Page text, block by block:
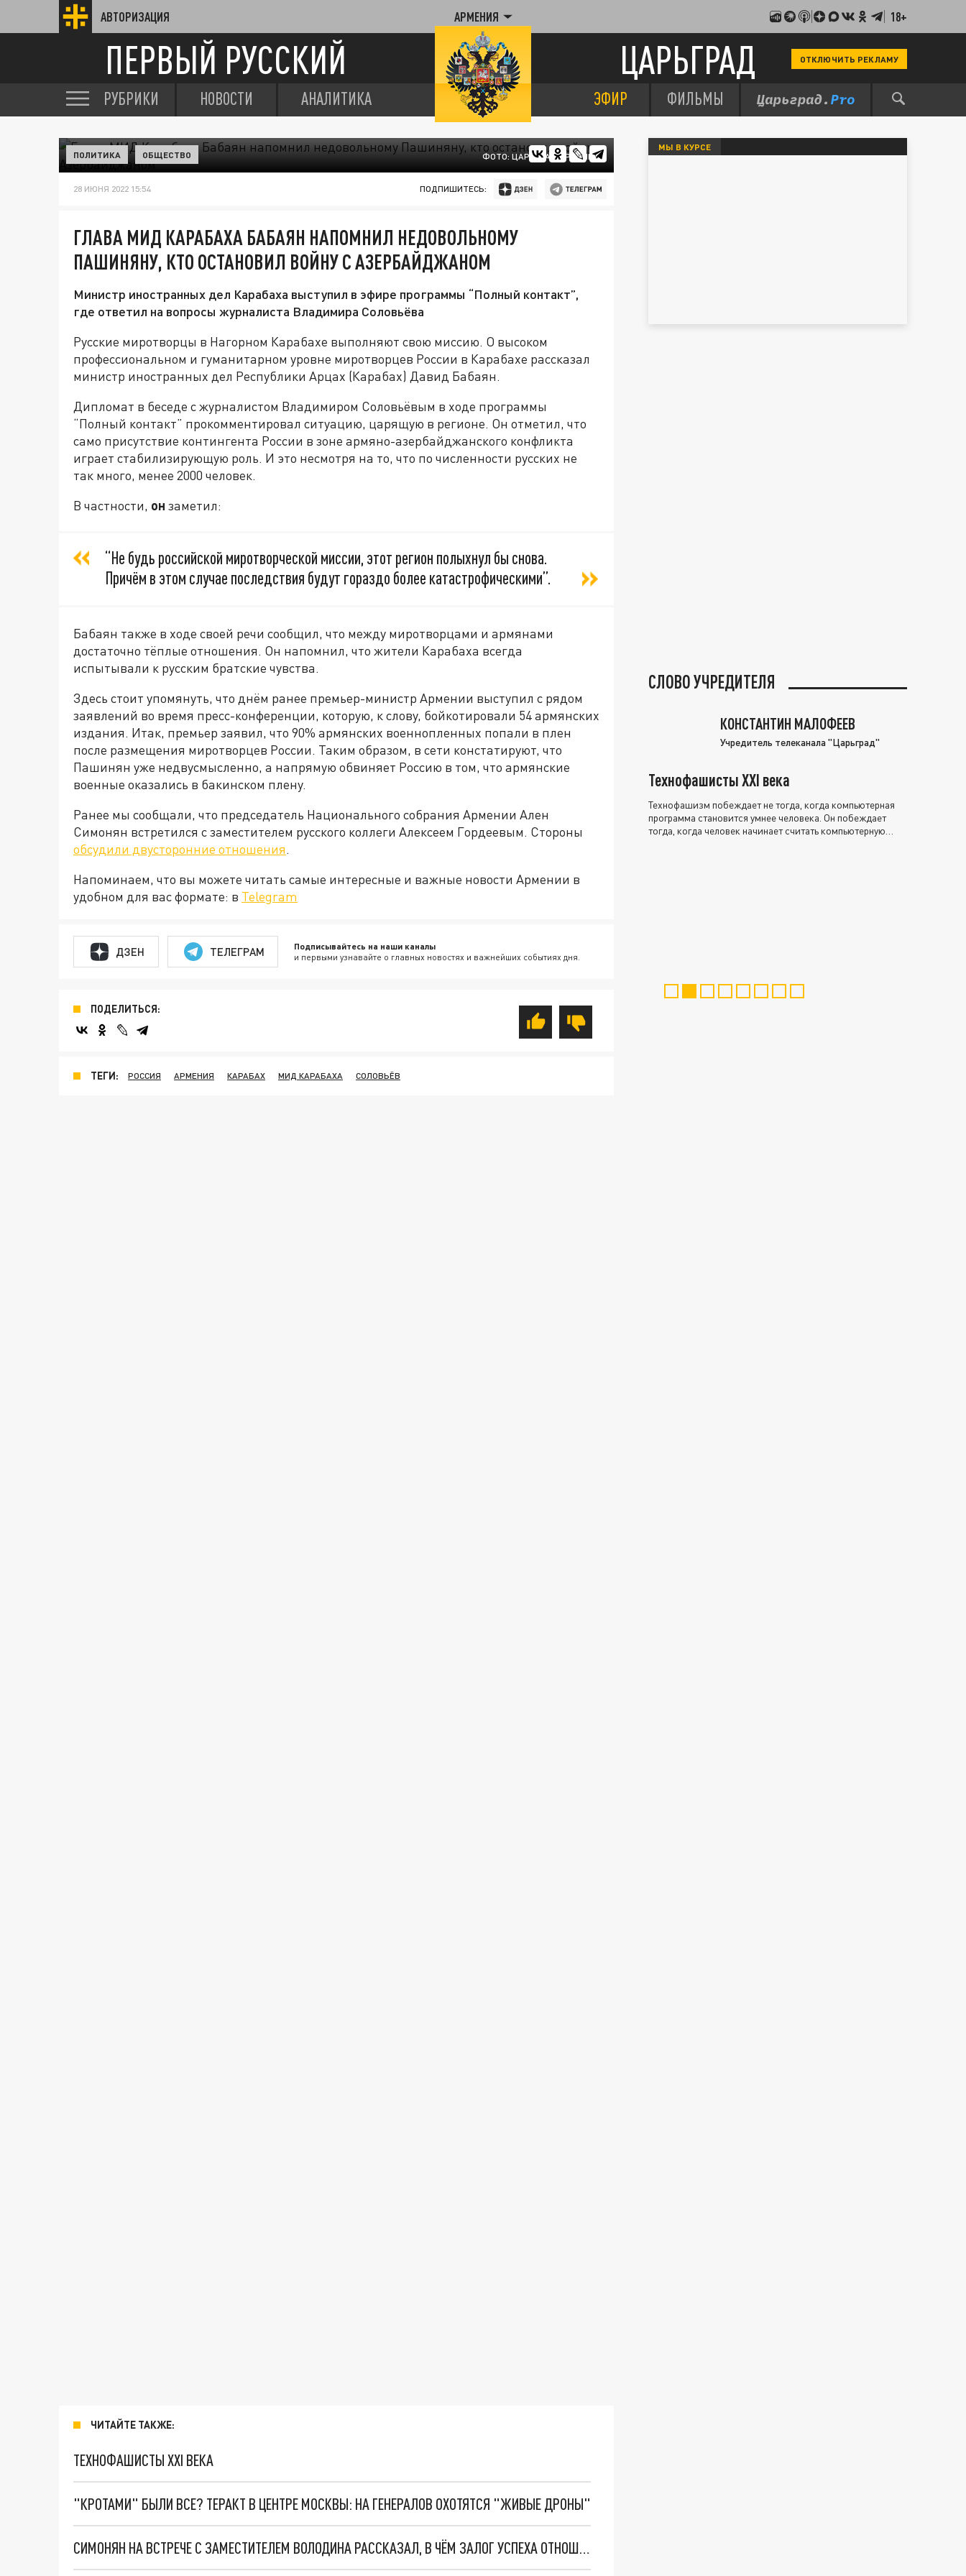
АВТОРИЗАЦИЯ АРМЕНИЯ 18+
ПЕРВЫЙ РУССКИЙ ЦАРЬГРАД ОТКЛЮЧИТЬ РЕКЛАМУ
РУБРИКИ НОВОСТИ АНАЛИТИКА ЭФИР ФИЛЬМЫ
ФОТО: ЦАРЬГРАД АРМЕНИЯ
ПОЛИТИКА ОБЩЕСТВО
28 ИЮНЯ 2022 15:54 ПОДПИШИТЕСЬ:
ГЛАВА МИД КАРАБАХА БАБАЯН НАПОМНИЛ НЕДОВОЛЬНОМУ
ПАШИНЯНУ, КТО ОСТАНОВИЛ ВОЙНУ С АЗЕРБАЙДЖАНОМ
Министр иностранных дел Карабаха выступил в эфире программы “Полный контакт”,
где ответил на вопросы журналиста Владимира Соловьёва
Русские миротворцы в Нагорном Карабахе выполняют свою миссию. О высоком
профессиональном и гуманитарном уровне миротворцев России в Карабахе рассказал
министр иностранных дел Республики Арцах (Карабах) Давид Бабаян.
Дипломат в беседе с журналистом Владимиром Соловьёвым в ходе программы
“Полный контакт” прокомментировал ситуацию, царящую в регионе. Он отметил, что
само присутствие контингента России в зоне армяно-азербайджанского конфликта
играет стабилизирующую роль. И это несмотря на то, что по численности русских не
так много, менее 2000 человек.
В частности, он заметил:
“Не будь российской миротворческой миссии, этот регион полыхнул бы снова.
Причём в этом случае последствия будут гораздо более катастрофическими”.
Бабаян также в ходе своей речи сообщил, что между миротворцами и армянами
достаточно тёплые отношения. Он напомнил, что жители Карабаха всегда
испытывали к русским братские чувства.
Здесь стоит упомянуть, что днём ранее премьер-министр Армении выступил с рядом
заявлений во время пресс-конференции, которую, к слову, бойкотировали 54 армянских
издания. Итак, премьер заявил, что 90% армянских военнопленных попали в плен
после размещения миротворцев России. Таким образом, в сети констатируют, что
Пашинян уже недвусмысленно, а напрямую обвиняет Россию в том, что армянские
военные оказались в бакинском плену.
Ранее мы сообщали, что председатель Национального собрания Армении Ален
Симонян встретился с заместителем русского коллеги Алексеем Гордеевым. Стороны
обсудили двусторонние отношения.
Напоминаем, что вы можете читать самые интересные и важные новости Армении в
удобном для вас формате: в Telegram
ДЗЕН ТЕЛЕГРАМ Подписывайтесь на наши каналы
и первыми узнавайте о главных новостях и важнейших событиях дня.
ПОДЕЛИТЬСЯ:
ТЕГИ: РОССИЯ АРМЕНИЯ КАРАБАХ МИД КАРАБАХА СОЛОВЬЁВ
ЧИТАЙТЕ ТАКЖЕ:
ТЕХНОФАШИСТЫ XXI ВЕКА
"КРОТАМИ" БЫЛИ ВСЕ? ТЕРАКТ В ЦЕНТРЕ МОСКВЫ: НА ГЕНЕРАЛОВ ОХОТЯТСЯ "ЖИВЫЕ ДРОНЫ"
СИМОНЯН НА ВСТРЕЧЕ С ЗАМЕСТИТЕЛЕМ ВОЛОДИНА РАССКАЗАЛ, В ЧЁМ ЗАЛОГ УСПЕХА ОТНОШЕНИЙ РОССИИ И АРМЕНИИ
МЫ В КУРСЕ
СЛОВО УЧРЕДИТЕЛЯ
КОНСТАНТИН МАЛОФЕЕВ
Учредитель телеканала "Царьград"
Технофашисты XXI века
Технофашизм побеждает не тогда, когда компьютерная
программа становится умнее человека. Он побеждает
тогда, когда человек начинает считать компьютерную